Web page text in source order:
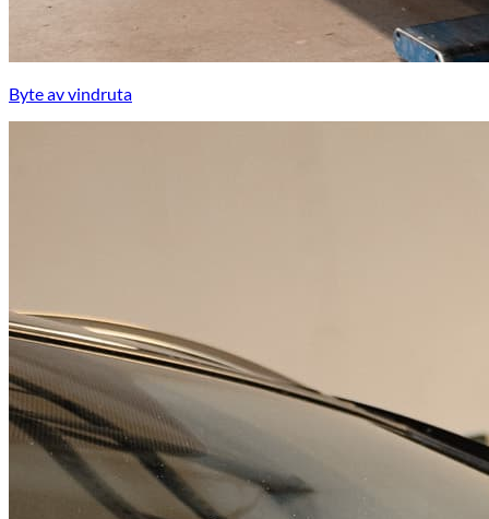
Byte av vindruta